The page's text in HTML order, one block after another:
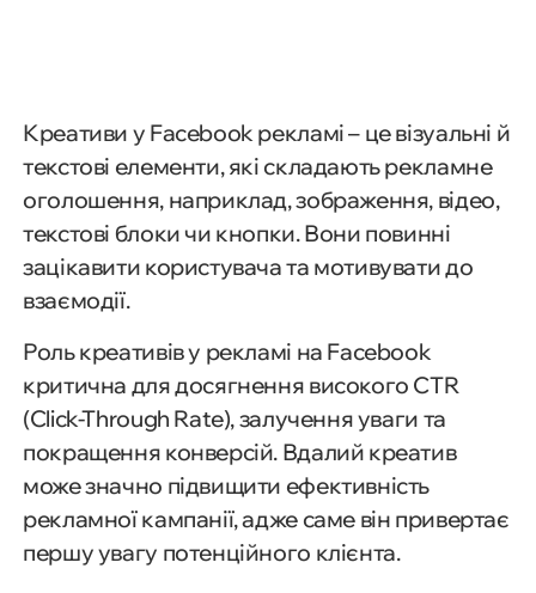
Креативи у Facebook рекламі – це візуальні й
текстові елементи, які складають рекламне
оголошення, наприклад, зображення, відео,
текстові блоки чи кнопки. Вони повинні
зацікавити користувача та мотивувати до
взаємодії.
Роль креативів у рекламі на Facebook
критична для досягнення високого CTR
(Click-Through Rate), залучення уваги та
покращення конверсій. Вдалий креатив
може значно підвищити ефективність
рекламної кампанії, адже саме він привертає
першу увагу потенційного клієнта.